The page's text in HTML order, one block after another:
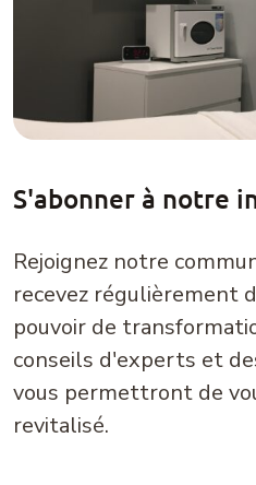
S'abonner à notre
Rejoignez notre
recevez régulièrement
pouvoir de
conseils d'experts et
vous permettront de
revitalisé.